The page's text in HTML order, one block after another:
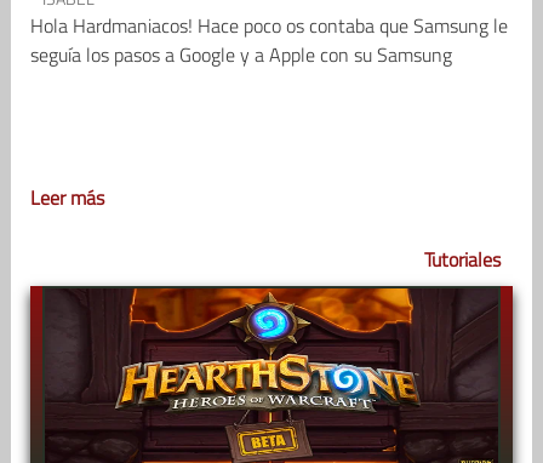
Hola Hardmaniacos! Hace poco os contaba que Samsung le
seguía los pasos a Google y a Apple con su Samsung
Leer más
Tutoriales